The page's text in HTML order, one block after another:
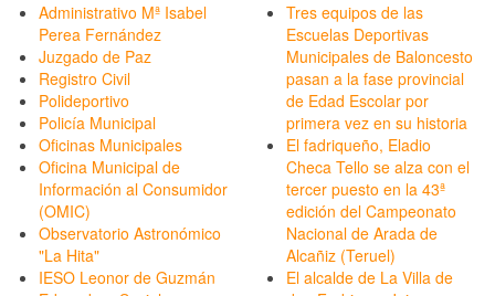
Administrativo Mª Isabel
Perea Fernández
Juzgado de Paz
Registro Civil
Polideportivo
Policía Municipal
Oficinas Municipales
Oficina Municipal de
Información al Consumidor
(OMIC)
Observatorio Astronómico
"La Hita"
IESO Leonor de Guzmán
Tres equipos de las
Escuelas Deportivas
Municipales de Baloncesto
pasan a la fase provincial
de Edad Escolar por
primera vez en su historia
El fadriqueño, Eladio
Checa Tello se alza con el
tercer puesto en la 43ª
edición del Campeonato
Nacional de Arada de
Alcañiz (Teruel)
El alcalde de La Villa de